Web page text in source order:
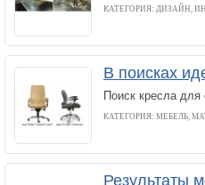
КАТЕГОРИЯ: ДИЗАЙН,
В поисках
Поиск кресла
КАТЕГОРИЯ: МЕБЕЛЬ,
Результаты